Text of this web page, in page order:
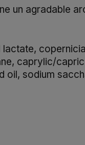
un agradable
caprylic/
sodium